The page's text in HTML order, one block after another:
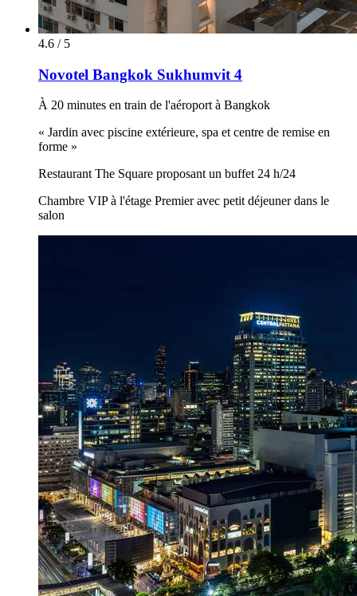
4.6 / 5
Novotel Bangkok Sukhumvit 4
À 20 minutes en train de l'aéroport à Bangkok
« Jardin avec piscine extérieure, spa et centre de remise en
forme »
Restaurant The Square proposant un buffet 24 h/24
Chambre VIP à l'étage Premier avec petit déjeuner dans le
salon